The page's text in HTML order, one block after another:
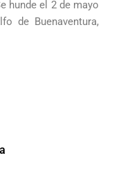
hunde el 2 de mayo
de Buenaventura,